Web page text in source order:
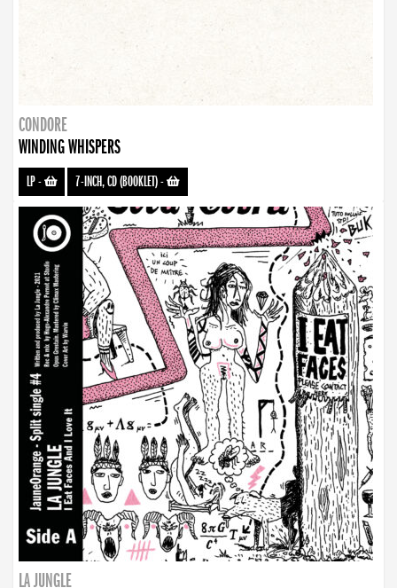
CONDORE
WINDING WHISPERS
LP- 7-INCH, CD (BOOKLET)-
LA JUNGLE